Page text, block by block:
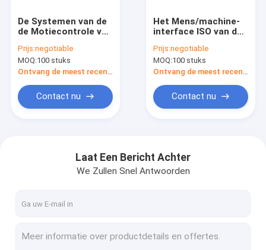
Nieuws
Verzoek om een Citaat
Eind Plooiende Machine
De Systemen van de
de Motiecontrole van
met
Gebruikersvriendelijke
Interface
Prijs:negotiable
MOQ:100 stuks
Ontvang de meest recente Prijs
Contact nu
Het Mens/machine-
interface ISO van de
Prijs:negotiable
MOQ:100 stuks
Ontvang de meest recente Prijs
Contact nu
Laat Een Bericht Achter
We Zullen Snel Antwoorden